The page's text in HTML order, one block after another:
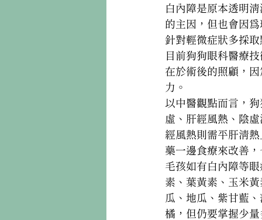
白內障是原本透明
的主因，但也會因
針對輕微症狀多採
目前狗狗眼科醫療
在於術後的照顧，
力。
以中醫觀點而言，
虛、肝經風熱、陰
經風熱則需平肝清
藥一邊食療來改善
毛孩如有白內障等
素、葉黃素、玉米
瓜、地瓜、紫甘藍
橘，但仍要掌握少